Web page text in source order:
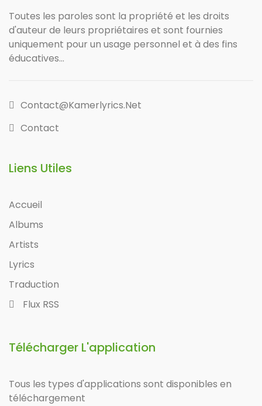
Toutes les paroles sont la propriété et les droits
d'auteur de leurs propriétaires et sont fournies
uniquement pour un usage personnel et à des fins
éducatives...
Contact@kamerlyrics.net
Contact
Liens Utiles
Accueil
Albums
Artists
Lyrics
Traduction
Flux RSS
Télécharger L'application
Tous les types d'applications sont disponibles en
téléchargement